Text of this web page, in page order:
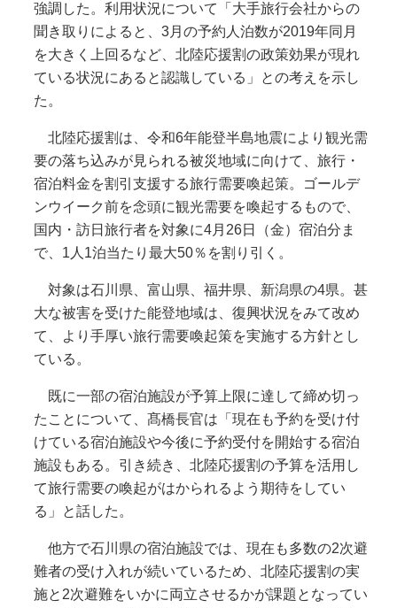
強調した。利用状況について「大手旅行会社からの
聞き取りによると、3月の予約人泊数が2019年同月
を大きく上回るなど、北陸応援割の政策効果が現れ
ている状況にあると認識している」との考えを示し
た。
北陸応援割は、令和6年能登半島地震により観光需
要の落ち込みが見られる被災地域に向けて、旅行・
宿泊料金を割引支援する旅行需要喚起策。ゴールデ
ンウイーク前を念頭に観光需要を喚起するもので、
国内・訪日旅行者を対象に4月26日（金）宿泊分ま
で、1人1泊当たり最大50％を割り引く。
対象は石川県、富山県、福井県、新潟県の4県。甚
大な被害を受けた能登地域は、復興状況をみて改め
て、より手厚い旅行需要喚起策を実施する方針とし
ている。
既に一部の宿泊施設が予算上限に達して締め切っ
たことについて、髙橋長官は「現在も予約を受け付
けている宿泊施設や今後に予約受付を開始する宿泊
施設もある。引き続き、北陸応援割の予算を活用し
て旅行需要の喚起がはかられるよう期待をしてい
る」と話した。
他方で石川県の宿泊施設では、現在も多数の2次避
難者の受け入れが続いているため、北陸応援割の実
施と2次避難をいかに両立させるかが課題となってい